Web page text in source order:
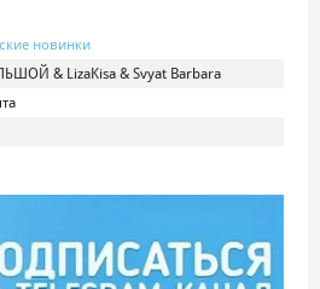
новинки
& LizaKisa & Svyat Barbara